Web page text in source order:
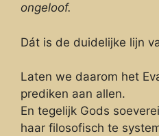
ongeloof.
Dát is de duidelijke lijn
Laten we daarom het
prediken aan allen.
En tegelijk Gods
haar filosofisch te